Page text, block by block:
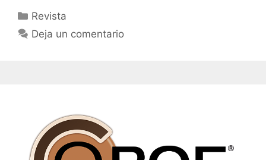
Categorías
Revista
Deja un comentario